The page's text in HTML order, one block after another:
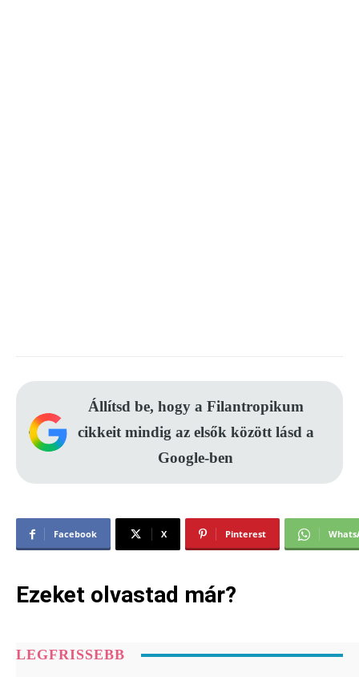
Állítsd be, hogy a Filantropikum
cikkeit mindig az elsők között lásd a
Google-ben
Facebook X Pinterest
Ezeket olvastad már?
LEGFRISSEBB